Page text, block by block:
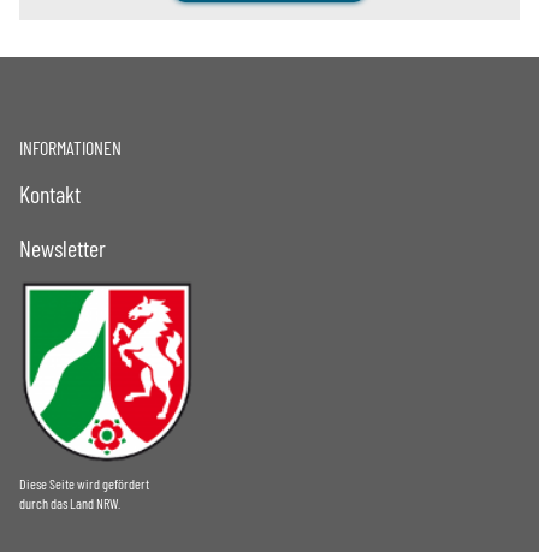
INFORMATIONEN
Kontakt
Newsletter
Diese Seite wird gefördert
durch das Land NRW.